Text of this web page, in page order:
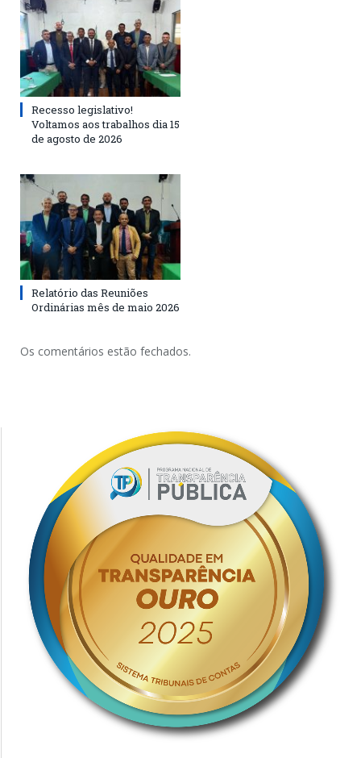
Recesso legislativo!
Voltamos aos trabalhos dia 15
de agosto de 2026
Relatório das Reuniões
Ordinárias mês de maio 2026
Os comentários estão fechados.